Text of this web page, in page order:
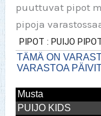
puuttuvat pipot
pipoja